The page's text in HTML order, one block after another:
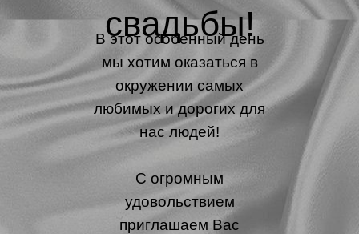
В этот особенный день
мы хотим оказаться в
окружении самых
любимых и дорогих для
нас людей!
С огромным
удовольствием
приглашаем Вас
свадьбы!